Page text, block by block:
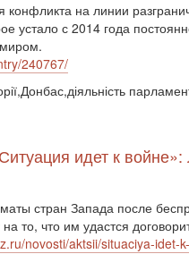
конфликта на линии
устало с 2014 года
240767/
идет к
стран Запада после
то, что им удастся
novosti/aktsii/situaciya-